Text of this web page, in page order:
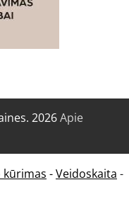
2026Apie
kūrimas -Veidoskaita -